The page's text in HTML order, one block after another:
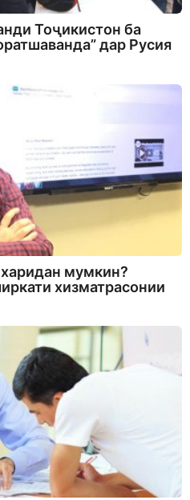
Тоҷикистон ба
дар Русия
мумкин?
хизматрасонии